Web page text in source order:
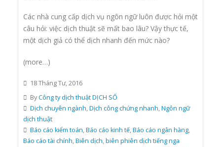
Các nhà cung cấp dịch vụ ngôn ngữ luôn được hỏi một
câu hỏi: việc dịch thuật sẽ mất bao lâu? Vậy thực tế,
một dịch giả có thể dịch nhanh đến mức nào?
(more…)
18 Tháng Tư, 2016
ByCông ty dịch thuật DỊCH SỐ
Dịch chuyên ngành,Dịch công chứng nhanh,Ngôn ngữ
dịch thuật
Báo cáo kiểm toán,Báo cáo kinh tế,Báo cáo ngân hàng,
Báo cáo tài chính,Biên dịch,biên phiên dịch tiếng nga